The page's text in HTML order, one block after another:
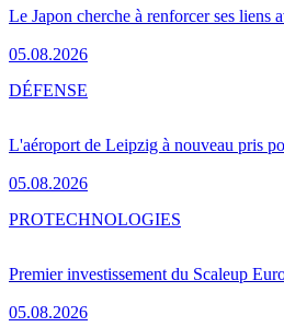
Le Japon cherche à renforcer ses liens
05.08.2026
L'aéroport de Leipzig à nouveau pris
05.08.2026
DÉFENSE
Premier investissement du Scaleup
05.08.2026
PROTECHNOLOGIES